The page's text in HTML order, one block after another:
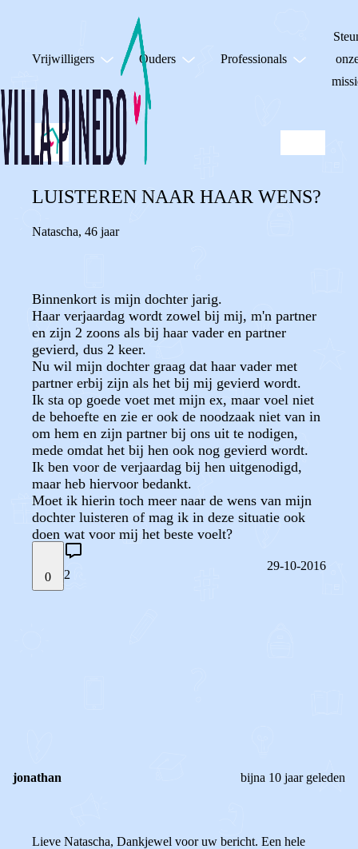
Vrijwilligers Ouders Professionals
LUISTEREN NAAR HAAR WENS?
Natascha, 46 jaar
Binnenkort is mijn dochter jarig.
Haar verjaardag wordt zowel bij mij, m'n partner
en zijn 2 zoons als bij haar vader en partner
gevierd, dus 2 keer.
Nu wil mijn dochter graag dat haar vader met
partner erbij zijn als het bij mij gevierd wordt.
Ik sta op goede voet met mijn ex, maar voel niet
de behoefte en zie er ook de noodzaak niet van in
om hem en zijn partner bij ons uit te nodigen,
mede omdat het bij hen ook nog gevierd wordt.
Ik ben voor de verjaardag bij hen uitgenodigd,
maar heb hiervoor bedankt.
Moet ik hierin toch meer naar de wens van mijn
dochter luisteren of mag ik in deze situatie ook
doen wat voor mij het beste voelt?
0 2
29-10-2016
jonathan bijna 10 jaar geleden
Lieve Natascha, Dankjewel voor uw bericht. Een hele